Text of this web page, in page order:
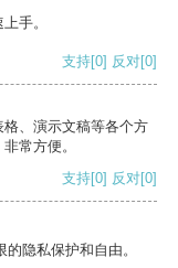
手。
支持[0] 反对[0]
、演示文稿等各个方
常方便。
支持[0] 反对[0]
隐私保护和自由。